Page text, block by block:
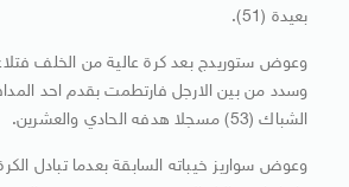
بعيدة (51).
وعوض ستوريدج بعد كرة عالية من الخلف
وسدد من بين الارجل فارتطمت بقدم احد
الشباك (53) مسجلا هدفه الحادي والعشرين.
وعوض سواريز خيباته السابقة بعدما تبادل